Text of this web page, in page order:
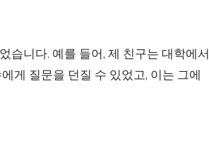
습니다. 예를 들어, 제 친구는 대학에서
게 질문을 던질 수 있었고, 이는 그에